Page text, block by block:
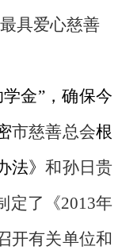
最具爱心慈善
金”，确保今
市慈善总会根
法》和孙日贵
定了《2013年
开有关单位和